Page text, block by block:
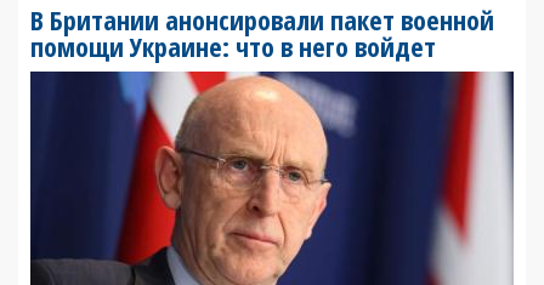
В Британии анонсировали пакет военной
помощи Украине: что в него войдет